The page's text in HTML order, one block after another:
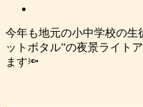
今年も地元の小中学校の生
ットボタル”の夜景ライト
ます🔦